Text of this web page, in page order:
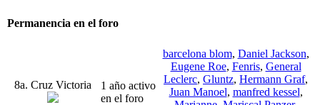
Permanencia en el foro
8a. Cruz Victoria
1 año activo
en el foro
barcelona blom, Daniel Jackson,
Eugene Roe, Fenris, General
Leclerc, Gluntz, Hermann Graf,
Juan Manoel, manfred kessel,